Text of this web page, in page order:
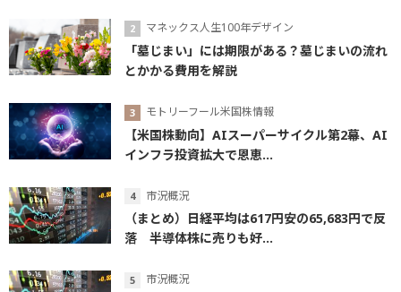
マネックス人生100年デザイン
「墓じまい」には期限がある？墓じまいの流れ
とかかる費用を解説
モトリーフール米国株情報
【米国株動向】AIスーパーサイクル第2幕、AI
インフラ投資拡大で恩恵...
市況概況
（まとめ）日経平均は617円安の65,683円で反
落 半導体株に売りも好...
市況概況